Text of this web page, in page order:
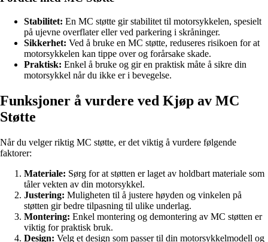
Stabilitet: En MC støtte gir stabilitet til motorsykkelen, spesielt
på ujevne overflater eller ved parkering i skråninger.
Sikkerhet: Ved å bruke en MC støtte, reduseres risikoen for at
motorsykkelen kan tippe over og forårsake skade.
Praktisk: Enkel å bruke og gir en praktisk måte å sikre din
motorsykkel når du ikke er i bevegelse.
Funksjoner å vurdere ved Kjøp av MC
Støtte
Når du velger riktig MC støtte, er det viktig å vurdere følgende
faktorer:
Materiale: Sørg for at støtten er laget av holdbart materiale som
tåler vekten av din motorsykkel.
Justering: Muligheten til å justere høyden og vinkelen på
støtten gir bedre tilpasning til ulike underlag.
Montering: Enkel montering og demontering av MC støtten er
viktig for praktisk bruk.
Design: Velg et design som passer til din motorsykkelmodell og